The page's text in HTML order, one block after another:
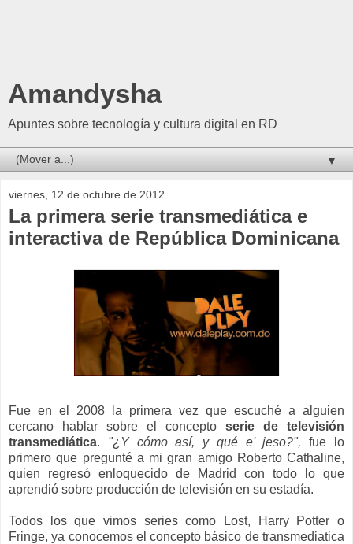
Amandysha
Apuntes sobre tecnología y cultura digital en RD
▼
viernes, 12 de octubre de 2012
La primera serie transmediática e
interactiva de República Dominicana
Fue en el 2008 la primera vez que escuché a alguien
cercano hablar sobre el concepto serie de televisión
transmediática. "¿Y cómo así, y qué e' jeso?", fue lo
primero que pregunté a mi gran amigo Roberto Cathaline,
quien regresó enloquecido de Madrid con todo lo que
aprendió sobre producción de televisión en su estadía.
Todos los que vimos series como Lost, Harry Potter o
Fringe, ya conocemos el concepto básico de transmediatica